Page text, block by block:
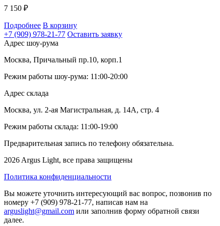
7 150 ₽
Подробнее В корзину
+7 (909) 978-21-77 Оставить заявку
Адрес шоу-рума
Москва, Причальный пр.10, корп.1
Режим работы шоу-рума: 11:00-20:00
Адрес склада
Москва, ул. 2-ая Магистральная, д. 14А, стр. 4
Режим работы склада: 11:00-19:00
Предварительная запись по телефону обязательна.
2026 Argus Light, все права защищены
Политика конфиденциальности
Вы можете уточнить интересующий вас вопрос, позвонив по
номеру +7 (909) 978-21-77, написав нам на
arguslight@gmail.com или заполнив форму обратной связи
далее.